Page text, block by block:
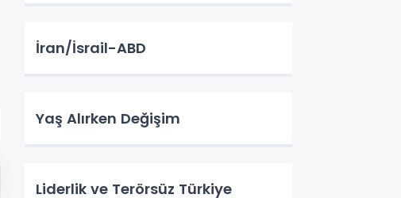
İran/İsrail-ABD
Yaş Alırken Değişim
Liderlik ve Terörsüz Türkiye